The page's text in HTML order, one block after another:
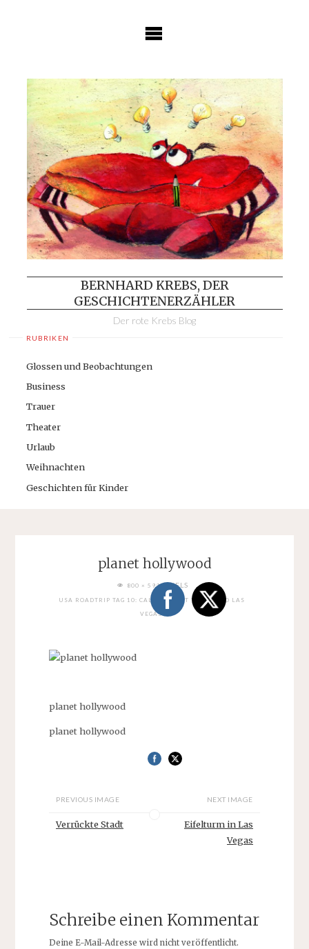
BERNHARD KREBS, DER
GESCHICHTENERZÄHLER
Der rote Krebs Blog
RUBRIKEN
Glossen und Beobachtungen
Business
Trauer
Theater
Urlaub
Weihnachten
Geschichten für Kinder
planet hollywood
FULL800 × 599PIXELS
USA ROADTRIP TAG 10: CALICO GHOST TOWN UND LAS
VEGAS
planet hollywood
planet hollywood
PREVIOUS IMAGE
Verrückte Stadt
NEXT IMAGE
Eifelturm in Las
Vegas
Schreibe einen Kommentar
Deine E-Mail-Adresse wird nicht veröffentlicht.